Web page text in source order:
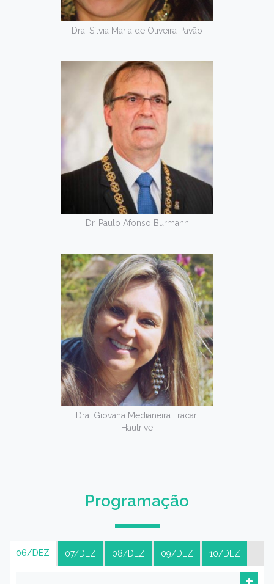
Dra. Sílvia Maria de Oliveira Pavão
Dr. Paulo Afonso Burmann
Dra. Giovana Medianeira Fracari
Hautrive
Programação
06/DEZ 07/DEZ 08/DEZ 09/DEZ 10/DEZ